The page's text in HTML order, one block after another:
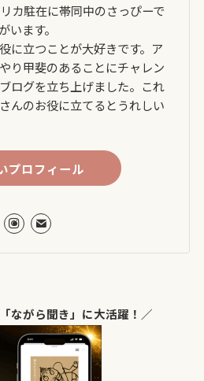
カ駐在に帯同中のさっぴーで
います。
に立つことが大好きです。ア
り甲斐のあることにチャレン
ログを立ち上げました。これ
んのお役に立てるとうれしい
プロフィール
ながら聞き」に大活躍！／